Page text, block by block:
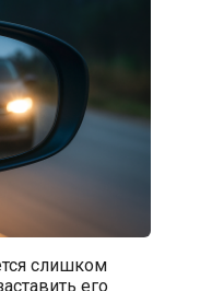
слишком
его